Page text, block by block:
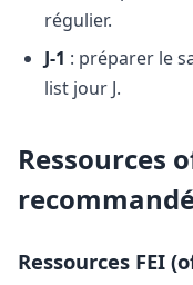
régulier.
J-1 : préparer le
list jour J.
Ressources
Ressources FEI